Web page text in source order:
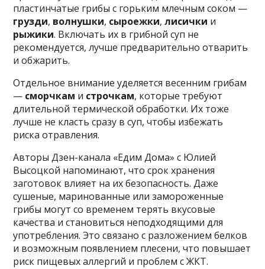
пластинчатые грибы с горьким млечным соком —
грузди, волнушки, сыроежки,лисички и
рыжики. Включать их в грибной суп не
рекомендуется, лучше предварительно отварить
и обжарить.
Отдельное внимание уделяется весенним грибам
— сморчкам и строчкам, которые требуют
длительной термической обработки. Их тоже
лучше не класть сразу в суп, чтобы избежать
риска отравления.
Авторы Дзен-канала «Едим Дома» с Юлией
Высоцкой напоминают, что срок хранения
заготовок влияет на их безопасность. Даже
сушеные, маринованные или замороженные
грибы могут со временем терять вкусовые
качества и становиться неподходящими для
употребления. Это связано с разложением белков
и возможным появлением плесени, что повышает
риск пищевых аллергий и проблем с ЖКТ.